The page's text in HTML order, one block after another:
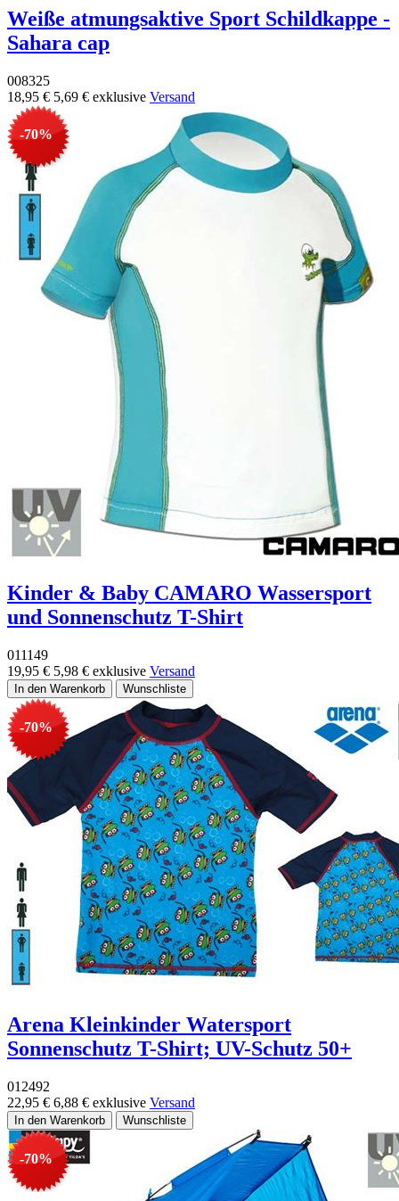
Weiße atmungsaktive Sport Schildkappe -
Sahara cap
008325
18,95 € 5,69 € exklusive Versand
-70%
Kinder & Baby CAMARO Wassersport
und Sonnenschutz T-Shirt
011149
19,95 € 5,98 € exklusive Versand
-70%
Arena Kleinkinder Watersport
Sonnenschutz T-Shirt; UV-Schutz 50+
012492
22,95 € 6,88 € exklusive Versand
-70%